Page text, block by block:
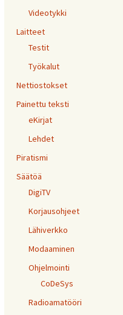
Videotykki
Laitteet
Testit
Työkalut
Nettiostokset
Painettu teksti
eKirjat
Lehdet
Piratismi
Säätöä
DigiTV
Korjausohjeet
Lähiverkko
Modaaminen
Ohjelmointi
CoDeSys
Radioamatööri